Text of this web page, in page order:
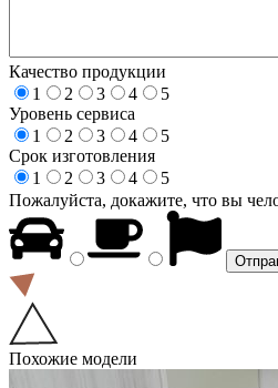
Качество продукции
1
2 3 4
5
Уровень сервиса
1
2 3 4
5
Срок изготовления
1
2 3 4
5
Пожалуйста, докажите, что вы
Похожие модели